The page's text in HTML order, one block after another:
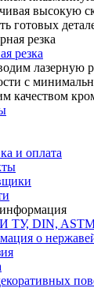
высокую
готовых
резка
лазерную
с
качеством
и оплата
ТУ, DIN,
о